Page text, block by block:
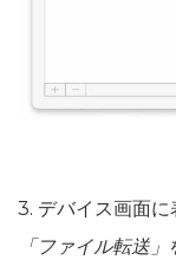
3. デバイス画面に
「ファイル転送」